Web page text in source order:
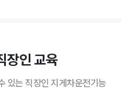
장인 교육
있는 직장인 지게차운전기능